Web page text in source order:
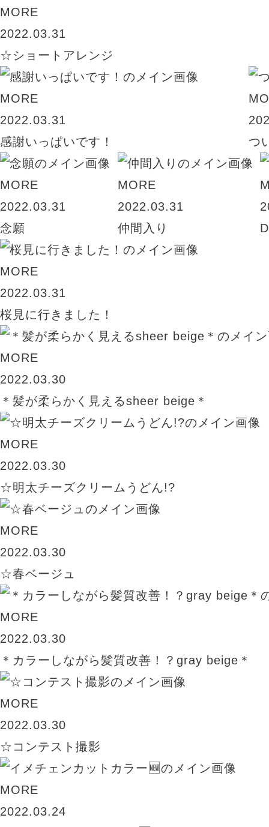
MORE
2022.03.31
☆ショートアレンジ
MORE
2022.03.31
感謝いっぱいです！
つ
MORE
2022.03.31
念願
MORE
2022.03.31
仲間入り
MORE
2022.03.31
桜見に行きました！
MORE
2022.03.30
＊髪が柔らかく見えるsheer beige＊
MORE
2022.03.30
☆明太チーズクリームうどん!?
MORE
2022.03.30
☆春ベージュ
MORE
2022.03.30
＊カラーしながら髪質改善！？gray beige＊
MORE
2022.03.30
☆コンテスト撮影
MORE
2022.03.24